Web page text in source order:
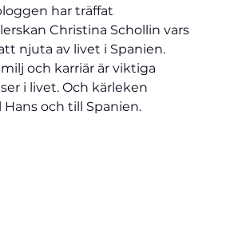
har träffat
Christina Schollin vars
njuta av livet i Spanien.
och karriär är viktiga
i livet. Och kärleken
Hans och till Spanien.